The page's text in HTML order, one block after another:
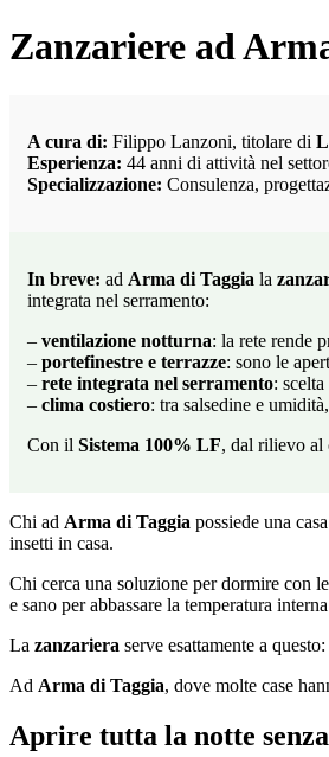
Zanzariere ad
A cura di: Filippo Lanzoni, titolare di
Esperienza: 44 anni di attività nel
Specializzazione: Consulenza,
In breve: ad Arma di Taggia la
integrata nel serramento:
– ventilazione notturna: la rete rende
– portefinestre e terrazze: sono le
– rete integrata nel serramento:
– clima costiero: tra salsedine e
Con il Sistema 100% LF, dal rilievo al
Chi ad Arma di Taggia possiede una
insetti in casa.
Chi cerca una soluzione per dormire con
e sano per abbassare la temperatura
La zanzariera serve esattamente a
Ad Arma di Taggia, dove molte case
Aprire tutta la notte